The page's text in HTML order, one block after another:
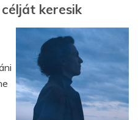
keresik